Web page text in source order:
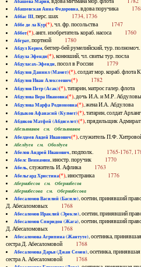
Абашевская Анна Федоровна, вдова поручика
Аббас III, перс. шах 1734, 1736
Аббе де ла Кур(*), чл. фр. посольства 1747
Аббот(*), англ. изобретатель кораб. насоса 1760
Абграт, портной 1780
Абдул Керим, беглер-бей румелийский, тур.
Абдула Эфенди(*), конюший, чл. свиты тур. посла
Абдуласах-Эфенди, посол в России 1779
Абдулов Даниил (Мамет)(*), солдат мор. кораб.
Абдулов Иван Алексеевич(*) 1782
Абдулов Петр (Асак)(*), татарин, матрос галер.
Абдулова Вера Ивановна(*), дочь И.А. и М.Р.
Абдулова Марфа Родионовна(*), жена И.А.
Абдыков Афанасий (Кулмет)(*), татарин, солдат
Абдяков Матфей (Абдяселет)(*), прядильщик
Абезьянинов см. Обезьянинов
Абелдеев Авдей Иванович(*), служитель П.Ф.
Абелдуев см. Оболдуев
Абелов Андрей Иванович, подполк. 1765-1767,
Абелс Вениамин, иностр. поручик 1770
Абель, служитель И. Афлика 1763
Абельгард Христина(*), иностранка 1776
Абернибесов см. Обернибесов
Абернибесова см. Обернибесова
Абесаломов Василий (Басиле), осетин, принявший
Д. Абесаломовых 1768
Абесаломов Ираклий (Эрекле), осетин, принявший
Абесаломов Спиридон (Жага), осетин, принявший
Д. Абесаломовых 1768
Абесаломова Агрипина (Жантуте), осетинка,
сестра Д. Абесаломовой 1768
Абесаломова Дарья (Джан Семен), осетинка,
сестра А. Абесаломовой 1768